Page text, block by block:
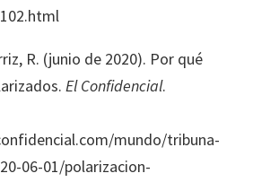
R. (junio de 2020). Por qué
El Confidencial.
mundo/tribuna-
06-01/polarizacion-